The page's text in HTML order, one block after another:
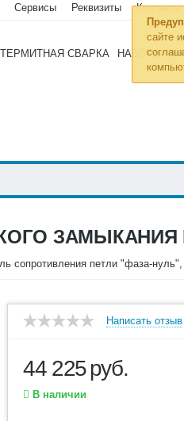
сайте
Сервисы Реквизиты Контакты
ТЕРМИТНАЯ СВАРКА НАБОРЫ
ЗАМЫКАНИЯ
сопротивления петли "фаза-
Написать отзыв
44 225руб.
В наличии